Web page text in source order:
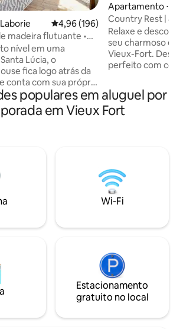
4,96 de uma avaliação média de
4,96 (196)
madeira flutuante •
Perto da praia
nível em uma
Lúcia, o
fica logo atrás da
conta com sua própria
ideal para desfrutar da
O Driftwood
Nick e Ben, que serão
ilha, com um quarto
para noites
adoram a
e a
a viagem.
Apartamento ⋅
Country Rest | 8
aeroporto
Relaxe e
seu charmoso
Vieux-Fort.
perfeito com
espaço de
produtividade
totalmente
de cama de
fechado no local
fácil * 10 minutos
aeroporto, café
populares em aluguel por
em Vieux Fort
Wi-Fi
Estacionamento
gratuito no local